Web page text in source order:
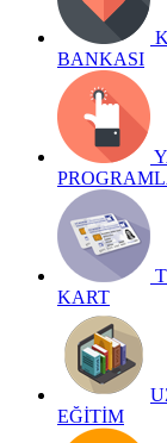
BANKASI
KART
EĞİTİM